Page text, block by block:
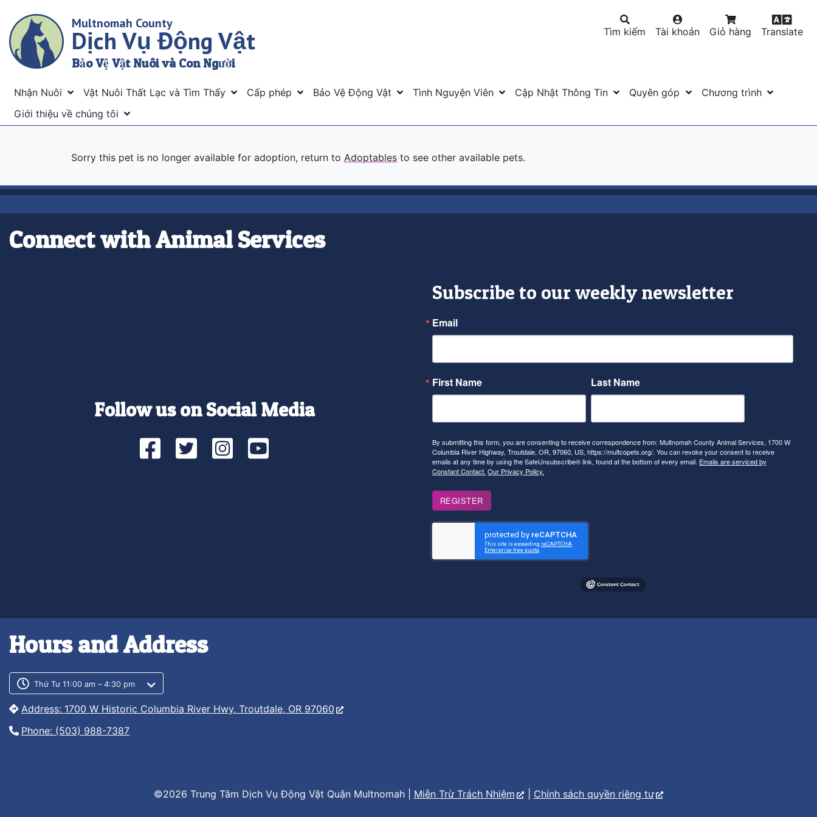
main
content
Multnomah County
Dịch Vụ Động Vật
Bảo Vệ Vật Nuôi và Con Người
Tìm kiếm Tài khoản Giỏ hàng Translate
Menu
Nhận Nuôi Vật Nuôi Thất Lạc và Tìm Thấy Cấp phép Bảo Vệ Động Vật Tình Nguyện Viên Cập Nhật Thông Tin Quyên góp
Chương trình
Giới thiệu về chúng tôi
Sorry this pet is no longer available for adoption, return to Adoptables to see other available pets.
Connect with Animal Services
Follow us on Social Media
Facebook
TwitterInstagram
YouTube
Subscribe to our weekly newsletter
Email
First Name Last Name
By submitting this form, you are consenting to receive correspondence from: Multnomah County Animal Services, 1700 W
Columbia River Highway, Troutdale, OR, 97060, US, https://multcopets.org/. You can revoke your consent to receive
emails at any time by using the SafeUnsubscribe® link, found at the bottom of every email. Emails are serviced by
Constant Contact. Our Privacy Policy.
REGISTER
Hours and Address
Customer service phone number
Customer service weekly hours
Thứ Tư 11:00 am – 4:30 pm
Address: 1700 W Historic Columbia River Hwy, Troutdale, OR 97060
Phone: (503) 988-7387
©2026 Trung Tâm Dịch Vụ Động Vật Quận Multnomah | Miễn Trừ Trách Nhiệm Chính sách quyền riêng tư